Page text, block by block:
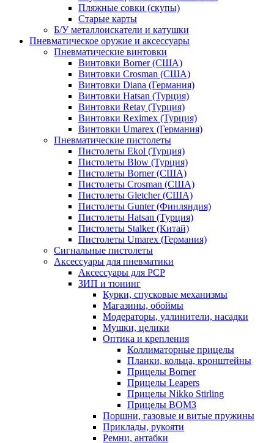
Пляжные совки (скупы)
Старые карты
Б/У металлоискатели и катушки
Пневматическое оружие и аксессуары
Пневматические винтовки
Винтовки Borner (США)
Винтовки Crosman (США)
Винтовки Diana (Германия)
Винтовки Hatsan (Турция)
Винтовки Retay (Турция)
Винтовки Reximex (Турция)
Винтовки Umarex (Германия)
Пневматические пистолеты
Пистолеты Ekol (Турция)
Пистолеты Blow (Турция)
Пистолеты Borner (США)
Пистолеты Crosman (США)
Пистолеты Gletcher (США)
Пистолеты Gunter (Финляндия)
Пистолеты Hatsan (Турция)
Пистолеты Stalker (Китай)
Пистолеты Umarex (Германия)
Сигнальные пистолеты
Аксессуары для пневматики
Аксессуары для PCP
ЗИП и тюнинг
Курки, спусковые механизмы
Магазины, обоймы
Модераторы, удлинители, насадки
Мушки, целики
Оптика и крепления
Коллиматорные прицелы
Планки, кольца, кронштейны
Прицелы Borner
Прицелы Leapers
Прицелы Nikko Stirling
Прицелы ВОМЗ
Поршни, газовые и витые пружины
Приклады, рукояти
Ремни, антабки